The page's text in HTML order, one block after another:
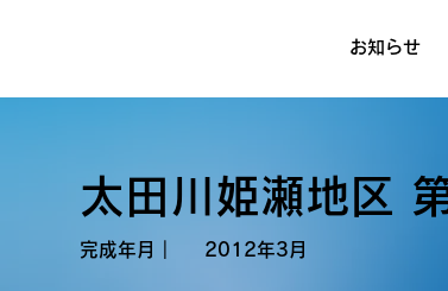
お知らせ
太田川姫瀬地区
完成年月｜ 2012年3月